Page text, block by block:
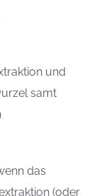
und
samt
das
(oder